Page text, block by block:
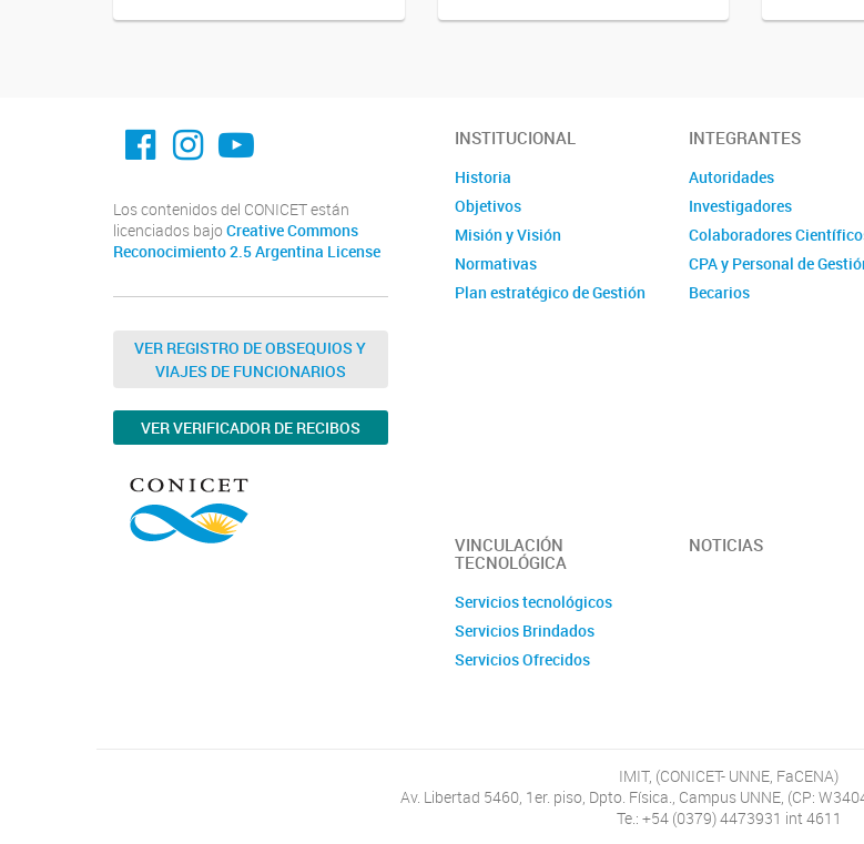
facebook imit.conicet
imit.conicet
Youtube
Los contenidos del CONICET están
licenciados bajo Creative Commons
Reconocimiento 2.5 Argentina License
VER REGISTRO DE OBSEQUIOS Y
VIAJES DE FUNCIONARIOS
VER VERIFICADOR DE RECIBOS
INSTITUCIONAL
Historia
Objetivos
Misión y Visión
Normativas
Plan estratégico de Gestión
INTEGRANTES
Autoridades
Investigadores
Colaboradores
CPA y Personal de
Becarios
VINCULACIÓN
TECNOLÓGICA
Servicios tecnológicos
Servicios Brindados
Servicios Ofrecidos
NOTICIAS
IMIT, (CONICET- UNNE, FaCENA)
Av. Libertad 5460, 1er. piso, Dpto. Física., Campus UNNE, (CP:
Te.: +54 (0379) 4473931 int 4611